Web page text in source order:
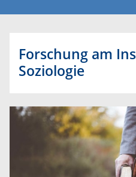
Forschung am
Soziologie